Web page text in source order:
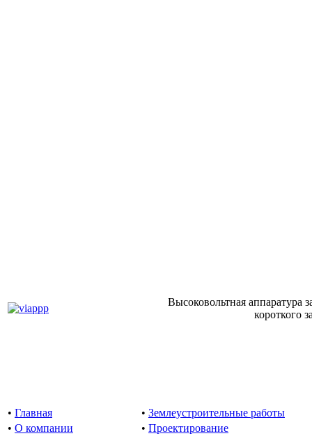
Высоковольтная аппаратура
короткого
• Главная • Землеустроительные работы
• О компании • Проектирование